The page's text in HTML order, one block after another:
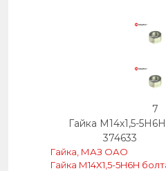
7
Гайка М14х1,5-5Н6Н
374633
Гайка, МАЗ ОАО
Гайка М14X1,5-5H6H